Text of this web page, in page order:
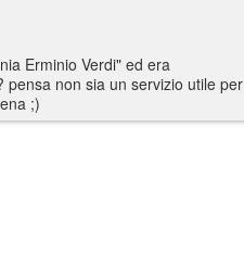
Erminio Verdi" ed era
non sia un servizio utile per
;)